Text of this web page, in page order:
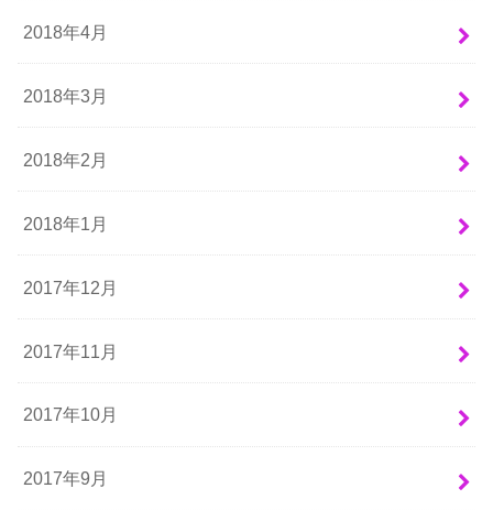
2018年4月
2018年3月
2018年2月
2018年1月
2017年12月
2017年11月
2017年10月
2017年9月